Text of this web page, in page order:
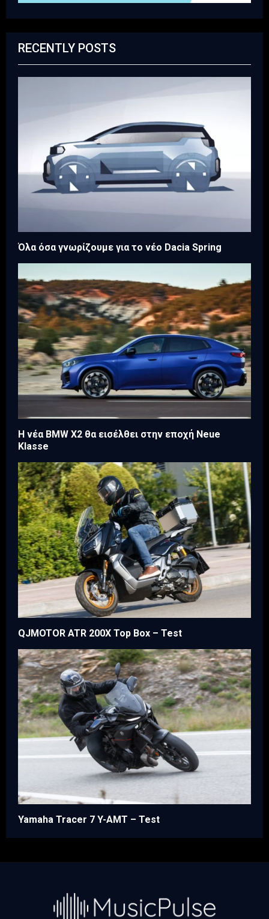
RECENTLY POSTS
Όλα όσα γνωρίζουμε για το νέο Dacia Spring
Η νέα BMW X2 θα εισέλθει στην εποχή Neue
Klasse
QJMOTOR ATR 200X Top Box – Test
Yamaha Tracer 7 Y-AMT – Test